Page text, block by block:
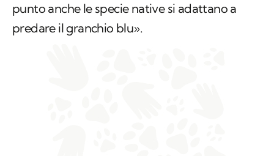
punto anche le specie native si adattano a
predare il granchio blu».